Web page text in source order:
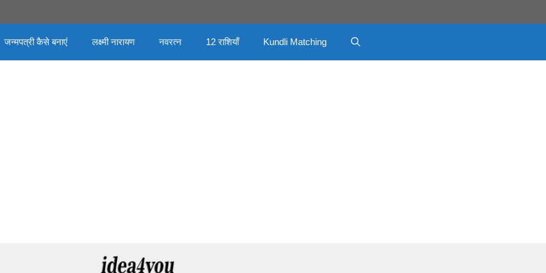
जन्मपत्री कैसे बनाएं लक्ष्मी नारायण नवरत्न 12 राशियाँ Kundli Matching